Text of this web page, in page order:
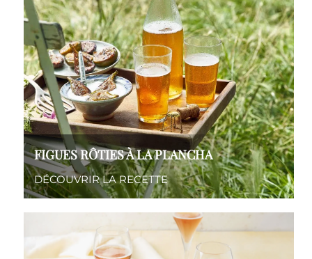
FIGUES RÔTIES À LA PLANCHA
DÉCOUVRIR LA RECETTE